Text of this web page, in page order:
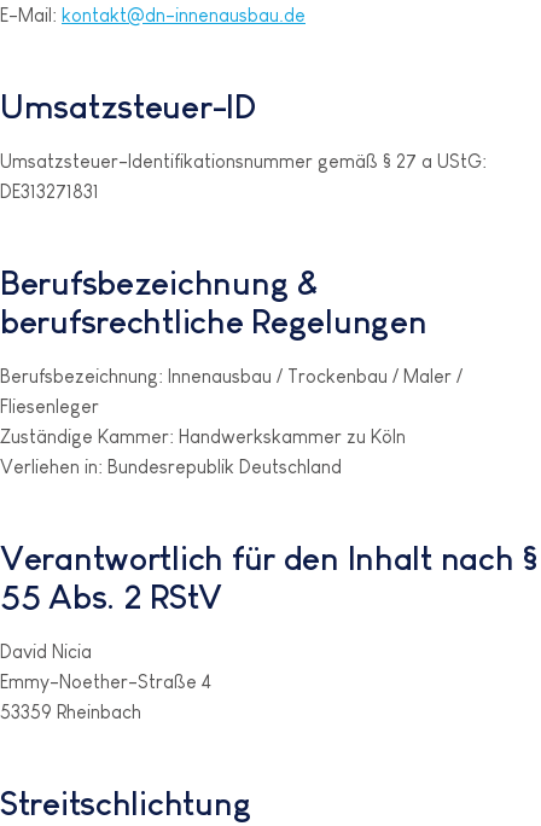
E-Mail: kontakt@dn-innenausbau.de
Umsatzsteuer-ID
Umsatzsteuer-Identifikationsnummer gemäß § 27 a UStG:
DE313271831
Berufsbezeichnung &
berufsrechtliche Regelungen
Berufsbezeichnung: Innenausbau / Trockenbau / Maler /
Fliesenleger
Zuständige Kammer: Handwerkskammer zu Köln
Verliehen in: Bundesrepublik Deutschland
Verantwortlich für den Inhalt nach §
55 Abs. 2 RStV
David Nicia
Emmy-Noether-Straße 4
53359 Rheinbach
Streitschlichtung